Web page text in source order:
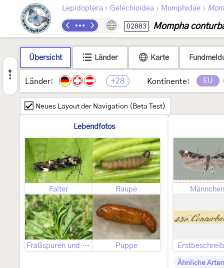
Lepidoptera › Gelechioidea › Momphidae ›
02883 Mompha
Übersicht Länder Karte
Länder: +28 Kontinente: EU
Neues Layout der Navigation (Beta Test)
Lebendfotos
Falter Raupe
Fraßspuren und Befallsbild Puppe
Männchen
Ähnliche Arten